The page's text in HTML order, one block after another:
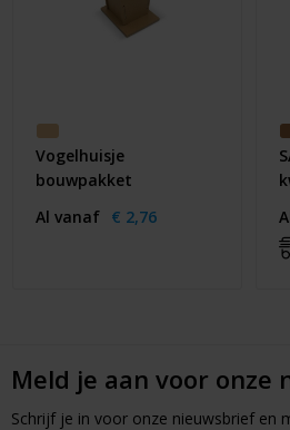
Vogelhuisje
bouwpakket
Al vanaf € 2,76
Meld je aan voor onze
Schrijf je in voor onze nieuwsbrief en